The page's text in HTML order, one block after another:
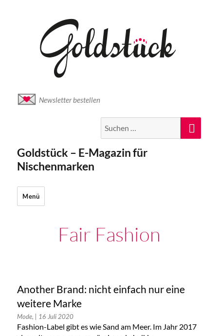
Newsletter bestellen
nach:
Goldstück – E-Magazin für
Nischenmarken
Menü
Fair Fashion
Another Brand: nicht einfach nur eine
weitere Marke
Mode, | 16 Juli 2020
Fashion-Label gibt es wie Sand am Meer. Im Jahr 2017